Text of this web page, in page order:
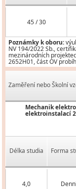
45 / 30
Poznámky k oboru:
NV 194/2022 Sb.,
mezinárodních
2652H01, část OV
Zaměření nebo Školní
Mechanik
elektroinstalací
Délka studia Forma
4,0